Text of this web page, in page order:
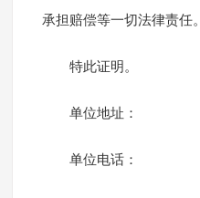
承担赔偿等一切法律责任。
特此证明。
单位地址：
单位电话：